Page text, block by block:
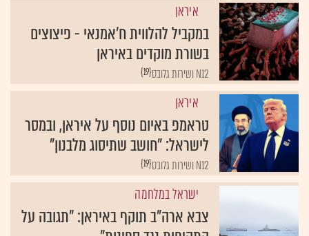
איראן
במקביל להלווית ח'אמנאי - פיצוצים
בשורת מוקדים באיראן
{19} N12 ושירות גלובס
איראן
טראמפ באיום נוסף על איראן, ובמסר
לישראל: "חושב שתיסוג מלבנון"
{19} N12 ושירות גלובס
ישראל במלחמה
צבא ארה"ב תוקף באיראן: "תגובה על